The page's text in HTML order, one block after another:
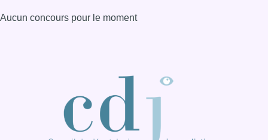
Aucun concours pour le moment